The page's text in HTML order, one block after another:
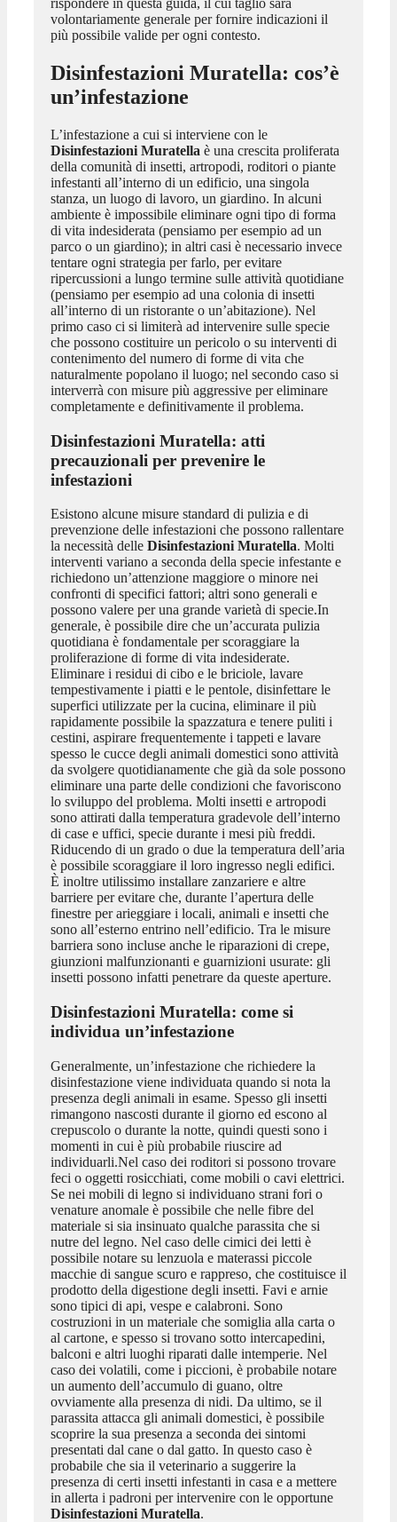
rispondere in questa guida, il cui taglio sarà
volontariamente generale per fornire indicazioni il
più possibile valide per ogni contesto.
Disinfestazioni Muratella: cos’è
un’infestazione
L’infestazione a cui si interviene con le
Disinfestazioni Muratella è una crescita proliferata
della comunità di insetti, artropodi, roditori o piante
infestanti all’interno di un edificio, una singola
stanza, un luogo di lavoro, un giardino. In alcuni
ambiente è impossibile eliminare ogni tipo di forma
di vita indesiderata (pensiamo per esempio ad un
parco o un giardino); in altri casi è necessario invece
tentare ogni strategia per farlo, per evitare
ripercussioni a lungo termine sulle attività quotidiane
(pensiamo per esempio ad una colonia di insetti
all’interno di un ristorante o un’abitazione). Nel
primo caso ci si limiterà ad intervenire sulle specie
che possono costituire un pericolo o su interventi di
contenimento del numero di forme di vita che
naturalmente popolano il luogo; nel secondo caso si
interverrà con misure più aggressive per eliminare
completamente e definitivamente il problema.
Disinfestazioni Muratella: atti
precauzionali per prevenire le
infestazioni
Esistono alcune misure standard di pulizia e di
prevenzione delle infestazioni che possono rallentare
la necessità delle Disinfestazioni Muratella. Molti
interventi variano a seconda della specie infestante e
richiedono un’attenzione maggiore o minore nei
confronti di specifici fattori; altri sono generali e
possono valere per una grande varietà di specie.In
generale, è possibile dire che un’accurata pulizia
quotidiana è fondamentale per scoraggiare la
proliferazione di forme di vita indesiderate.
Eliminare i residui di cibo e le briciole, lavare
tempestivamente i piatti e le pentole, disinfettare le
superfici utilizzate per la cucina, eliminare il più
rapidamente possibile la spazzatura e tenere puliti i
cestini, aspirare frequentemente i tappeti e lavare
spesso le cucce degli animali domestici sono attività
da svolgere quotidianamente che già da sole possono
eliminare una parte delle condizioni che favoriscono
lo sviluppo del problema. Molti insetti e artropodi
sono attirati dalla temperatura gradevole dell’interno
di case e uffici, specie durante i mesi più freddi.
Riducendo di un grado o due la temperatura dell’aria
è possibile scoraggiare il loro ingresso negli edifici.
È inoltre utilissimo installare zanzariere e altre
barriere per evitare che, durante l’apertura delle
finestre per arieggiare i locali, animali e insetti che
sono all’esterno entrino nell’edificio. Tra le misure
barriera sono incluse anche le riparazioni di crepe,
giunzioni malfunzionanti e guarnizioni usurate: gli
insetti possono infatti penetrare da queste aperture.
Disinfestazioni Muratella: come si
individua un’infestazione
Generalmente, un’infestazione che richiedere la
disinfestazione viene individuata quando si nota la
presenza degli animali in esame. Spesso gli insetti
rimangono nascosti durante il giorno ed escono al
crepuscolo o durante la notte, quindi questi sono i
momenti in cui è più probabile riuscire ad
individuarli.Nel caso dei roditori si possono trovare
feci o oggetti rosicchiati, come mobili o cavi elettrici.
Se nei mobili di legno si individuano strani fori o
venature anomale è possibile che nelle fibre del
materiale si sia insinuato qualche parassita che si
nutre del legno. Nel caso delle cimici dei letti è
possibile notare su lenzuola e materassi piccole
macchie di sangue scuro e rappreso, che costituisce il
prodotto della digestione degli insetti. Favi e arnie
sono tipici di api, vespe e calabroni. Sono
costruzioni in un materiale che somiglia alla carta o
al cartone, e spesso si trovano sotto intercapedini,
balconi e altri luoghi riparati dalle intemperie. Nel
caso dei volatili, come i piccioni, è probabile notare
un aumento dell’accumulo di guano, oltre
ovviamente alla presenza di nidi. Da ultimo, se il
parassita attacca gli animali domestici, è possibile
scoprire la sua presenza a seconda dei sintomi
presentati dal cane o dal gatto. In questo caso è
probabile che sia il veterinario a suggerire la
presenza di certi insetti infestanti in casa e a mettere
in allerta i padroni per intervenire con le opportune
Disinfestazioni Muratella.